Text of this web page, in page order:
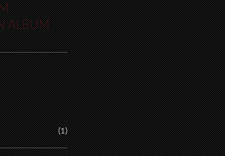
ALBUM
(1)